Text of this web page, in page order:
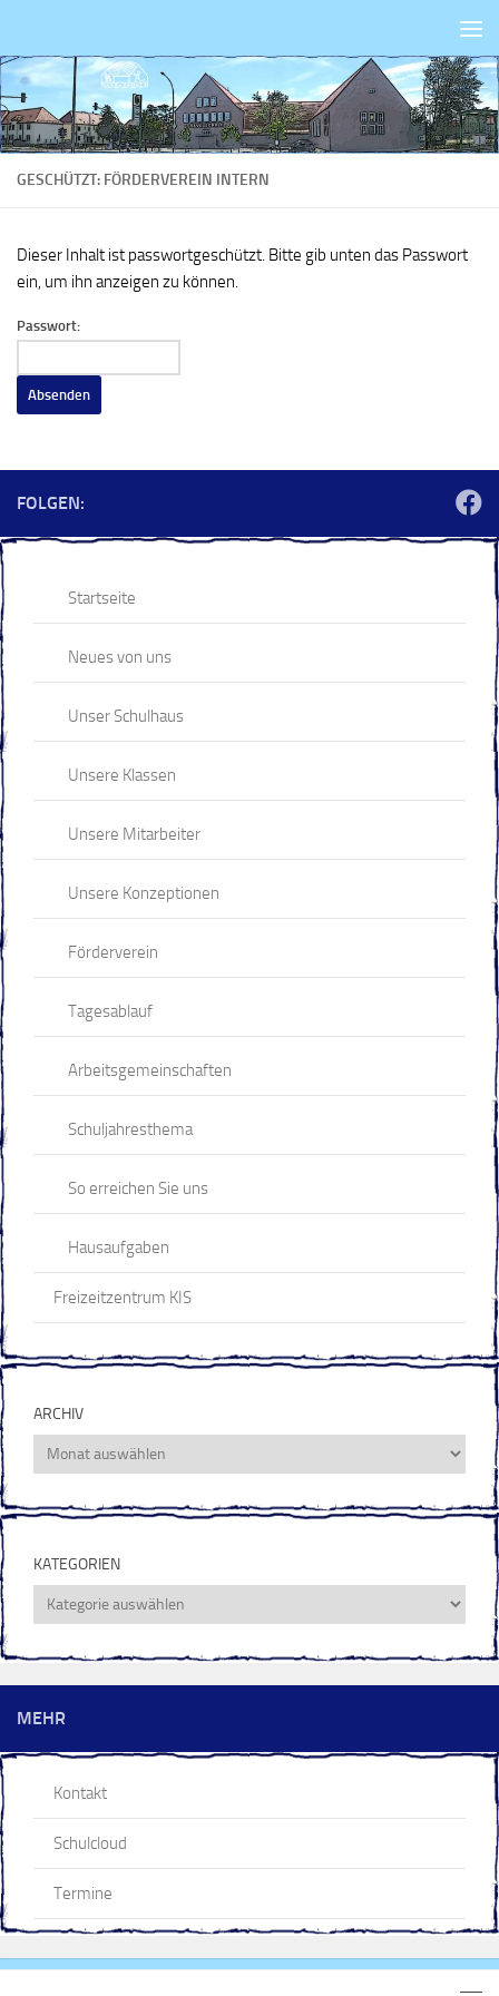
GESCHÜTZT: FÖRDERVEREIN INTERN
Dieser Inhalt ist passwortgeschützt. Bitte gib unten das Passwort
ein, um ihn anzeigen zu können.
Passwort:
FOLGEN:
Startseite
Neues von uns
Unser Schulhaus
Unsere Klassen
Unsere Mitarbeiter
Unsere Konzeptionen
Förderverein
Tagesablauf
Arbeitsgemeinschaften
Schuljahresthema
So erreichen Sie uns
Hausaufgaben
Freizeitzentrum KIS
ARCHIV
Archiv
KATEGORIEN
Kategorien
MEHR
Kontakt
Schulcloud
Termine